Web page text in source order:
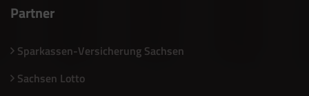
Partner
Sparkassen-Versicherung Sachsen
Sachsen Lotto